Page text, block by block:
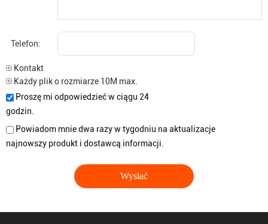
Telefon:
Kontakt
Każdy plik o rozmiarze 10M max.
Proszę mi odpowiedzieć w ciągu 24
godzin.
Powiadom mnie dwa razy w tygodniu na aktualizacje
najnowszy produkt i dostawcą informacji.